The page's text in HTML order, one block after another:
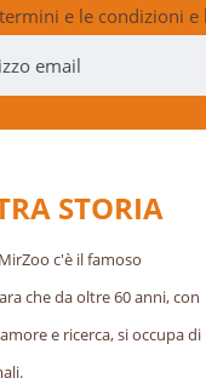
e le condizioni
STORIA
c'è il famoso
che da oltre 60 anni, con
e ricerca, si occupa di